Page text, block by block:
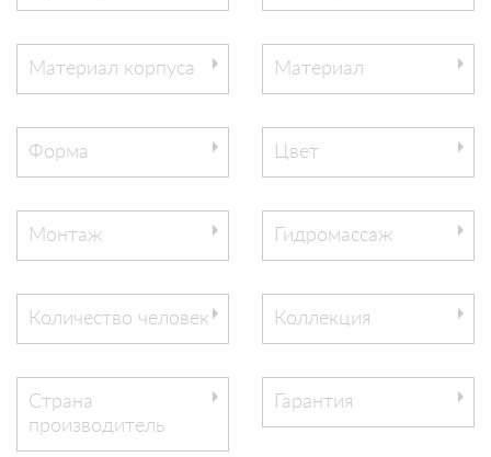
Материал корпуса Материал
Форма Цвет
Монтаж Гидромассаж
Количество человек Коллекция
Страна
производитель
Гарантия